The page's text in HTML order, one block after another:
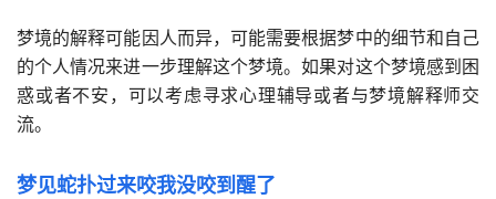
梦境的解释可能因人而异，可能需要根据梦中的细节和自己
的个人情况来进一步理解这个梦境。如果对这个梦境感到困
惑或者不安，可以考虑寻求心理辅导或者与梦境解释师交
流。
梦见蛇扑过来咬我没咬到醒了